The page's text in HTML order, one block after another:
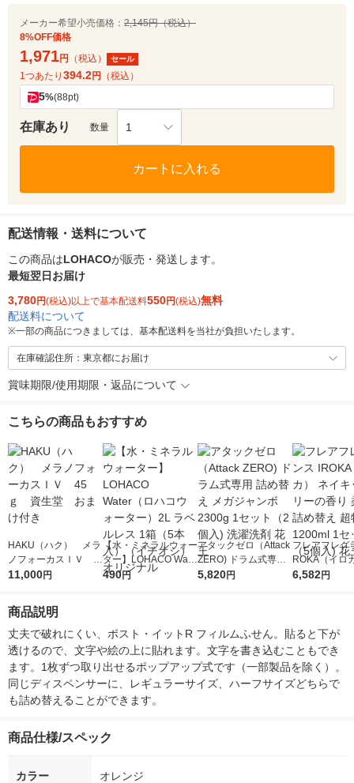
メーカー希望小売価格： 2,145円（税込）
8%OFF価格
1,971円 （税込） セール
1つあたり 394.2円 （税込）
5%(88pt)
在庫あり 数量 1
カートに入れる
配送情報・送料について
この商品はLOHACOが販売・発送します。
最短翌日お届け
3,780円(税込)以上で基本配送料550円(税込)無料
配送料について
※一部の商品につきましては、基本配送料を当社が負担いたします。
在庫確認住所：東京都にお届け
賞味期限/使用期限・返品について
こちらの商品もおすすめ
HAKU（ハク） メラ
ノフォーカスＩＶ 4
5ｇ 資生堂 おまけ
11,000円
【水・ミネラルウォー
ター】LOHACO Wate
r（ロハコウォータ
490円
アタックゼロ（Attack
ZERO) ドラム式専用
詰め替え メガジャン
5,820円
フレアフレグ
ROKA（イロ
イキッドリリ
6,582円
商品説明
丈夫で破れにくい、ポスト・イットR フィルムふせん。貼ると下が
透けるので、文字や絵の上に貼れます。文字を書き込むこともでき
ます。1枚ずつ取り出せるポップアップ式です（一部製品を除く）。
同じディスペンサーに、レギュラーサイズ、ハーフサイズどちらで
も詰め替えることができます。
商品仕様/スペック
カラー オレンジ